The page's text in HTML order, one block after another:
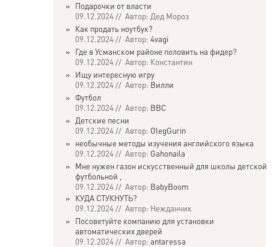
» Подарочки от власти
09.12.2024 // Автор: Дед Мороз
» Как продать ноутбук?
09.12.2024 // Автор: 4vagi
» Где в Усманском районе половить на фидер?
09.12.2024 // Автор: Константин
» Ищу интересную игру
09.12.2024 // Автор: Вилли
» Футбол
09.12.2024 // Автор: ВВС
» Детские песни
09.12.2024 // Автор: OlegGurin
» необычные методы изучения английского языка
09.12.2024 // Автор: Gahonaila
» Мне нужен газон искусственный для школы детской
футбольной ,
09.12.2024 // Автор: BabyBoom
» КУДА СТУКНУТЬ?
09.12.2024 // Автор: Нежданчик
» Посоветуйте компанию для установки
автоматических дверей
09.12.2024 // Автор: antaressa